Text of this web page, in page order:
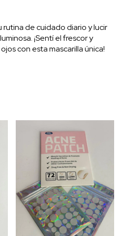
de cuidado diario y lucir
¡Sentí el frescor y
con esta mascarilla única!